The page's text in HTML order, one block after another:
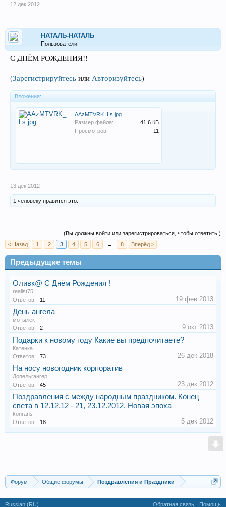
12 дек 2012
НАТАЛЬ-НАТАЛЬ
Пользователи
С ДНЁМ РОЖДЕНИЯ!!
(Зарегистрируйтесь или Авторизуйтесь)
Вложения:
AAzMTVRK_Ls.jpg
Размер файла:
41,6 КБ
Просмотров:
11
13 дек 2012
1 человеку нравится это.
(Вы должны войти или зарегистрироваться, чтобы ответить.)
< Назад
1 2 3 4 5 6 → 8 Вперёд >
Предыдущие темы
Оливк@ C Днём Рождения !
realist75
Ответов:
11 19 фев 2013
День ангела
мотылек
Ответов:
2 9 окт 2013
Подарки к новому году Какие вы предпочитаете?
Катенка
Ответов:
73 26 дек 2018
На носу новогодник корпоратив
Допельгангер
Ответов:
45 23 дек 2012
Поздравления с между народным праздником. Конец
света в 12.12.12 - 21, 23.12.2012. Новая эпоха
konrans
Ответов:
18 5 дек 2012
Форум Общие форумы Поздравления и Праздники
Russian (RU) Обратная связь Помощь